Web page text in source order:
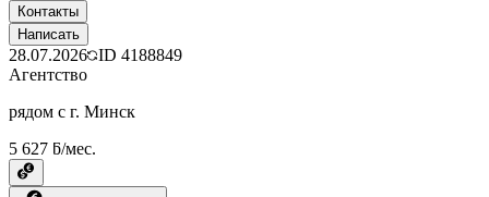
Контакты
Написать
28.07.2026 ID 4188849
Агентство
рядом с г. Минск
5 627 ƃ/мес.